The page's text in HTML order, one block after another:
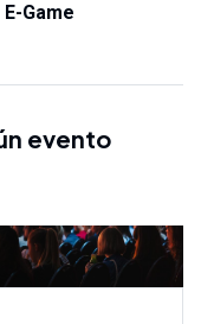
E-Game
evento